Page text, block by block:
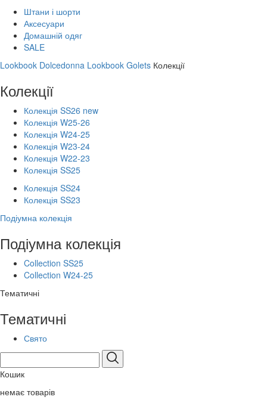
Штани і шорти
Аксесуари
Домашній одяг
SALE
Lookbook Dolcedonna Lookbook Golets Колекції
Колекції
Колекція SS26 new
Колекція W25-26
Колекція W24-25
Колекція W23-24
Колекція W22-23
Колекція SS25
Колекція SS24
Колекція SS23
Подіумна колекція
Подіумна колекція
Collection SS25
Collection W24-25
Тематичні
Тематичні
Свято
Кошик
немає товарів